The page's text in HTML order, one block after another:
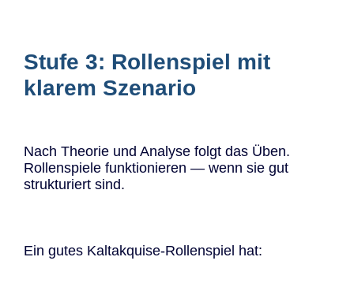
Stufe 3: Rollenspiel mit
klarem Szenario
Nach Theorie und Analyse folgt das Üben.
Rollenspiele funktionieren — wenn sie gut
strukturiert sind.
Ein gutes Kaltakquise-Rollenspiel hat: